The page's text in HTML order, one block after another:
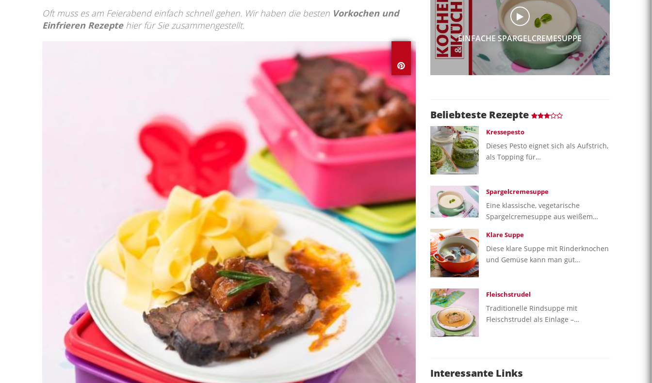
Oft muss es am Feierabend einfach schnell gehen. Wir haben die besten Vorkochen und
Einfrieren Rezeptehier für Sie zusammengestellt.
EINFACHE SPARGELCREMESUPPE
Beliebteste Rezepte
Kressepesto
Dieses Pesto eignet sich als Aufstrich,
als Topping für…
Spargelcremesuppe
Eine klassische, vegetarische
Spargelcremesuppe aus weißem…
Klare Suppe
Diese klare Suppe mit Rinderknochen
und Gemüse kann man gut…
Fleischstrudel
Traditionelle Rindsuppe mit
Fleischstrudel als Einlage –…
Interessante Links